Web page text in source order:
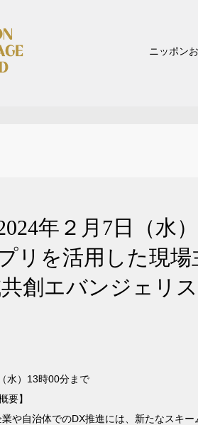
ニッポン
年２月7日（
リを活用した現
創エバンジェリス
水）13時00分まで
要】
や自治体でのDX推進には、新たなスキー